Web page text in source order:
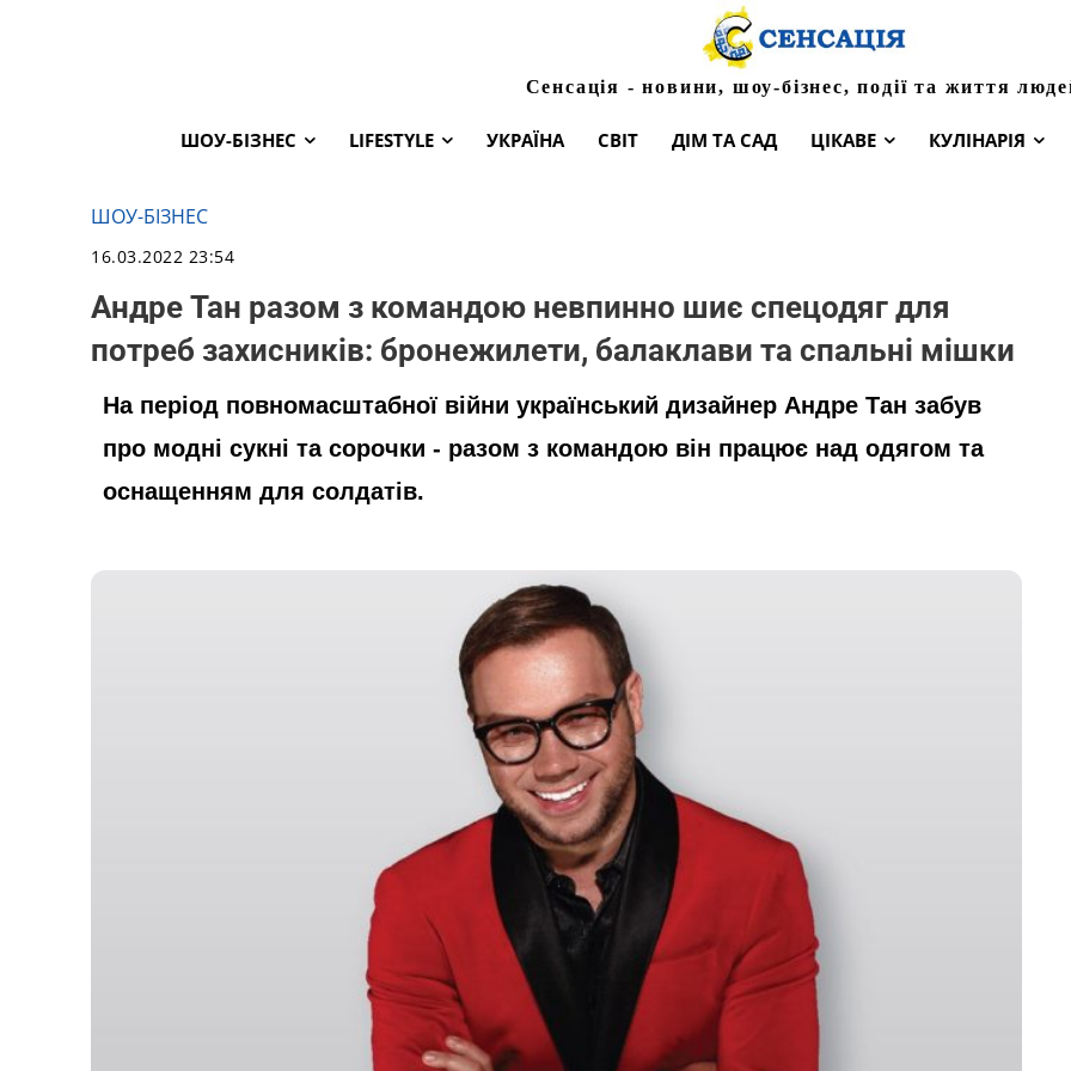
Сенсація - новини, шоу-бізнес, події та життя
ШОУ-БІЗНЕС LIFESTYLE УКРАЇНА СВІТ ДІМ ТА САД ЦІКАВЕ КУЛІНАРІЯ
ШОУ-БІЗНЕС
16.03.2022 23:54
Андре Тан разом з командою невпинно шиє спецодяг для
потреб захисників: бронежилети, балаклави та спальні мішки
На період повномасштабної війни український дизайнер Андре Тан забув
про модні сукні та сорочки - разом з командою він працює над одягом та
оснащенням для солдатів.